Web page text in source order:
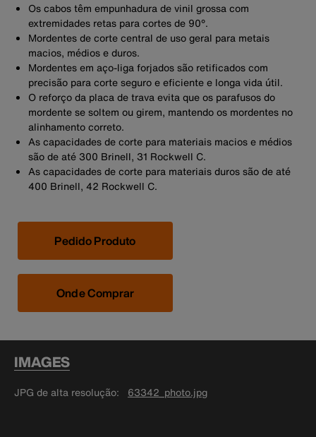
Os cabos têm empunhadura de vinil grossa com
extremidades retas para cortes de 90°.
Mordentes de corte central de uso geral para metais
macios, médios e duros.
Mordentes em aço-liga forjados são retificados com
precisão para corte seguro e eficiente e longa vida útil.
O reforço da placa de trava evita que os parafusos do
mordente se soltem ou girem, mantendo os mordentes no
alinhamento correto.
As capacidades de corte para materiais macios e médios
são de até 300 Brinell, 31 Rockwell C.
As capacidades de corte para materiais duros são de até
400 Brinell, 42 Rockwell C.
Pedido Produto
Onde Comprar
IMAGES
JPG de alta resolução 63342_photo.jpg